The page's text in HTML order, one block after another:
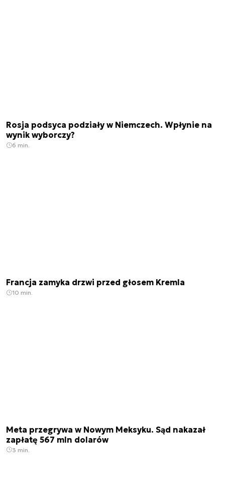
Rosja podsyca podziały w Niemczech. Wpłynie na
wynik wyborczy?
6 min.
Francja zamyka drzwi przed głosem Kremla
10 min.
Meta przegrywa w Nowym Meksyku. Sąd nakazał
zapłatę 567 mln dolarów
3 min.